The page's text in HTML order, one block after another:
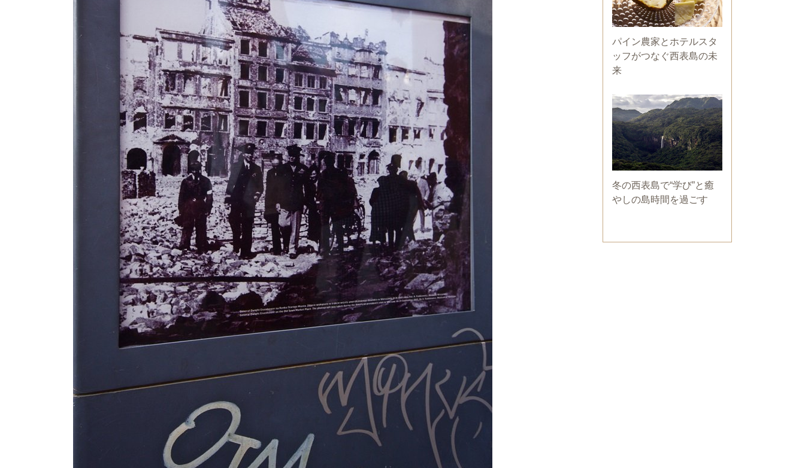
パイン農家とホテルスタ
ッフがつなぐ西表島の未
来
冬の西表島で“学び”と癒
やしの島時間を過ごす